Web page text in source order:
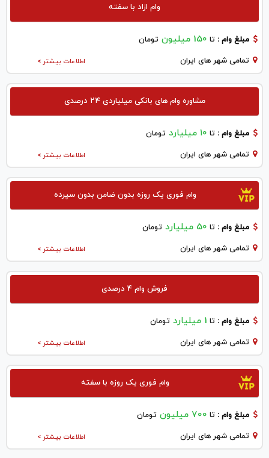
وام ازاد با سفته
مبلغ وام : تا 150 میلیون تومان
اطلاعات بیشتر > تمامی شهر های ایران
مشاوره وام های بانکی میلیاردی ۲۴ درصدی
مبلغ وام : تا ۱۰ میلیارد تومان
اطلاعات بیشتر > تمامی شهر های ایران
وام فوری یک روزه بدون ضامن بدون سپرده
مبلغ وام : تا 50 میلیارد تومان
اطلاعات بیشتر > تمامی شهر های ایران
فروش وام 4 درصدی
مبلغ وام : تا 1 میلیارد تومان
اطلاعات بیشتر > تمامی شهر های ایران
وام فوری یک روزه با سفته
مبلغ وام : تا 700 میلیون تومان
اطلاعات بیشتر > تمامی شهر های ایران